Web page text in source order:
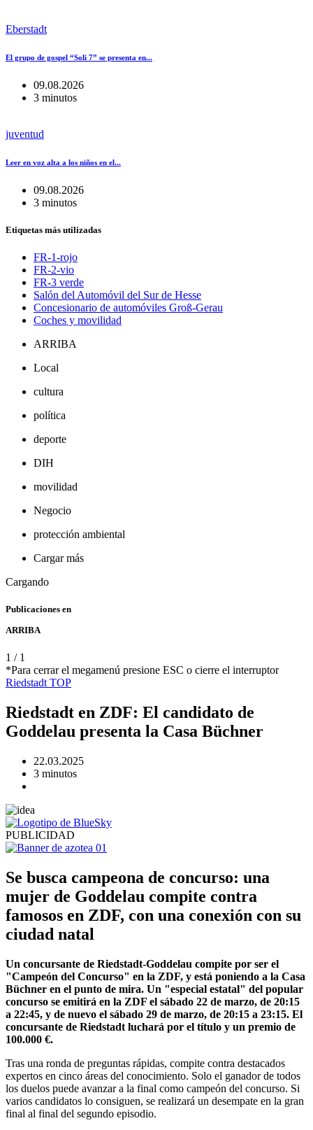
Eberstadt
El grupo de gospel “Soli 7” se presenta en...
09.08.2026
3 minutos
juventud
Leer en voz alta a los niños en el...
09.08.2026
3 minutos
Etiquetas más utilizadas
FR-1-rojo
FR-2-vio
FR-3 verde
Salón del Automóvil del Sur de Hesse
Concesionario de automóviles Groß-Gerau
Coches y movilidad
ARRIBA
Local
cultura
política
deporte
DIH
movilidad
Negocio
protección ambiental
Cargar más
Cargando
Publicaciones en
ARRIBA
1 / 1
*Para cerrar el megamenú presione ESC o cierre el interruptor
Riedstadt TOP
Riedstadt en ZDF: El candidato de
Goddelau presenta la Casa Büchner
22.03.2025
3 minutos
PUBLICIDAD
Se busca campeona de concurso: una
mujer de Goddelau compite contra
famosos en ZDF, con una conexión con su
ciudad natal
Un concursante de Riedstadt-Goddelau compite por ser el
"Campeón del Concurso" en la ZDF, y está poniendo a la Casa
Büchner en el punto de mira. Un "especial estatal" del popular
concurso se emitirá en la ZDF el sábado 22 de marzo, de 20:15
a 22:45, y de nuevo el sábado 29 de marzo, de 20:15 a 23:15. El
concursante de Riedstadt luchará por el título y un premio de
100.000 €.
Tras una ronda de preguntas rápidas, compite contra destacados
expertos en cinco áreas del conocimiento. Solo el ganador de todos
los duelos puede avanzar a la final como campeón del concurso. Si
varios candidatos lo consiguen, se realizará un desempate en la gran
final al final del segundo episodio.